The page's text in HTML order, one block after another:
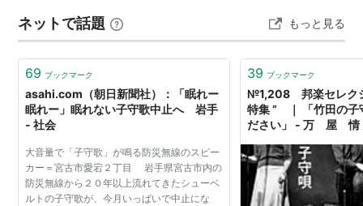
子守歌、とてもゆっくりとしたテンポ」を付け加えて生
成してもらった曲がこれです。 youtu.bemp3→ 優し…
ネットで話題 もっと見る
69 ブックマーク
asahi.com（朝日新聞社）：「眠れー
眠れー」眠れない子守歌中止へ 岩手
- 社会
大音量で「子守歌」が鳴る防災無線のスピー
カー＝宮古市愛宕２丁目 岩手県宮古市内の
防災無線から２０年以上流れてきたシューベ
ルトの子守歌が、今月いっぱいで中止にな
39 ブックマーク
№1,208 邦楽セレク
特集 ” ｜ 「竹田の子
ださい」 - 万